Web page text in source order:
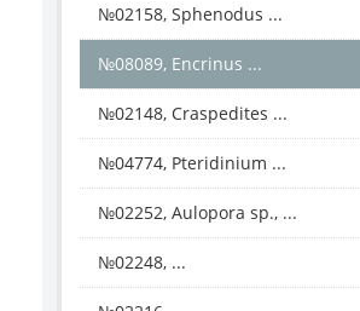
№02158, Sphenodus ...
№08089, Encrinus ...
№02148, Craspedites ...
№04774, Pteridinium ...
№02252, Aulopora sp., ...
№02248, ...